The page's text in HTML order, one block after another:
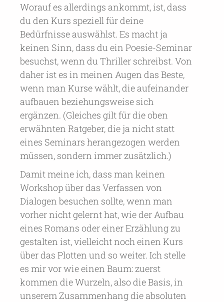
Worauf es allerdings ankommt, ist, dass
du den Kurs speziell für deine
Bedürfnisse auswählst. Es macht ja
keinen Sinn, dass du ein Poesie-Seminar
besuchst, wenn du Thriller schreibst. Von
daher ist es in meinen Augen das Beste,
wenn man Kurse wählt, die aufeinander
aufbauen beziehungsweise sich
ergänzen. (Gleiches gilt für die oben
erwähnten Ratgeber, die ja nicht statt
eines Seminars herangezogen werden
müssen, sondern immer zusätzlich.)
Damit meine ich, dass man keinen
Workshop über das Verfassen von
Dialogen besuchen sollte, wenn man
vorher nicht gelernt hat, wie der Aufbau
eines Romans oder einer Erzählung zu
gestalten ist, vielleicht noch einen Kurs
über das Plotten und so weiter. Ich stelle
es mir vor wie einen Baum: zuerst
kommen die Wurzeln, also die Basis, in
unserem Zusammenhang die absoluten